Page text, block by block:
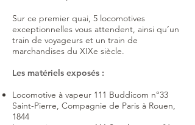
Sur ce premier quai, 5 locomotives
exceptionnelles vous attendent, ainsi qu’un
train de voyageurs et un train de
marchandises du XIXe siècle.
Les matériels exposés :
Locomotive à vapeur 111 Buddicom n°33
Saint-Pierre, Compagnie de Paris à Rouen,
1844